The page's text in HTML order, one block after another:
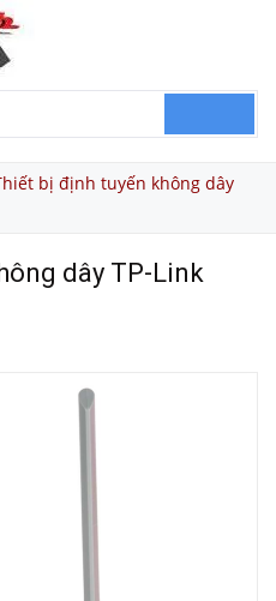
bị định tuyến không dây
dây TP-Link